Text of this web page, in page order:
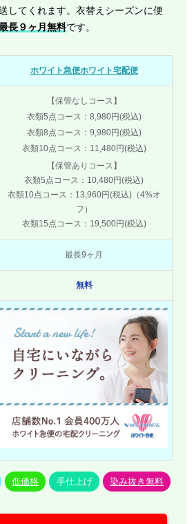
してくれます。衣替えシーズンに便
長９ヶ月無料です。
ホワイト急便ホワイト宅配便
【保管なしコース】
衣類5点コース：8,980円(税込)
衣類8点コース：9,980円(税込)
衣類10点コース：11,480円(税込)
【保管ありコース】
衣類5点コース：10,480円(税込)
衣類10点コース：13,960円(税込)（4%オ
フ）
衣類15点コース：19,500円(税込)
最長9ヶ月
無料
低価格 手仕上げ 染み抜き無料